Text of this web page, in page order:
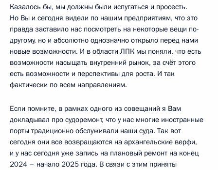
Казалось бы, мы должны были испугаться и просесть.
Но Вы и сегодня видели по нашим предприятиям, что это
правда заставило нас посмотреть на некоторые вещи по-
другому, но и абсолютно однозначно открыло перед нами
новые возможности. И в области ЛПК мы поняли, что есть
возможности насыщать внутренний рынок, за счёт этого
есть возможности и перспективы для роста. И так
фактически по всем направлениям.
Если помните, в рамках одного из совещаний я Вам
докладывал про судоремонт, что у нас многие иностранные
порты традиционно обслуживали наши суда. Так вот
сегодня они все возвращаются на архангельские верфи,
и у нас сегодня уже запись на плановый ремонт на конец
2024 – начало 2025 года. В связи с этим приняты